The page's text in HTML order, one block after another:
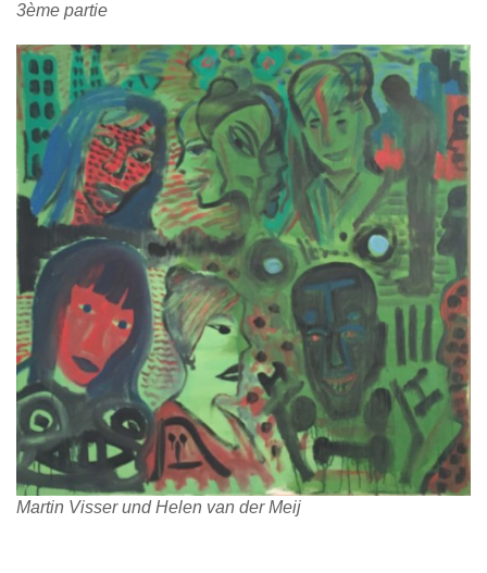
3ème partie
Martin Visser und Helen van der Meij